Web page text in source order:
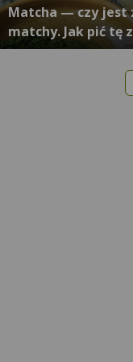
Matcha — czy jest
matchy. Jak pić tę